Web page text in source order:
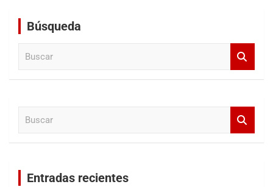
Búsqueda
Entradas recientes